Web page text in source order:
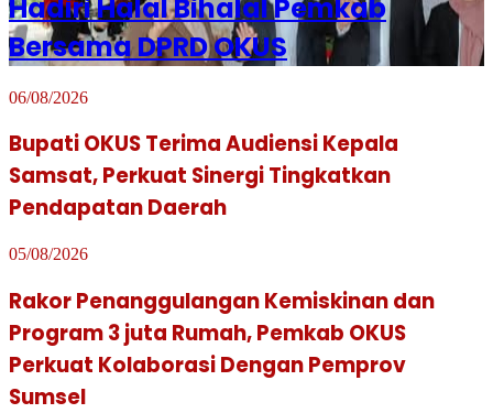
Hadiri Halal Bihalal Pemkab
Bersama DPRD OKUS
06/08/2026
Bupati OKUS Terima Audiensi Kepala
Samsat, Perkuat Sinergi Tingkatkan
Pendapatan Daerah
05/08/2026
Rakor Penanggulangan Kemiskinan dan
Program 3 juta Rumah, Pemkab OKUS
Perkuat Kolaborasi Dengan Pemprov
Sumsel